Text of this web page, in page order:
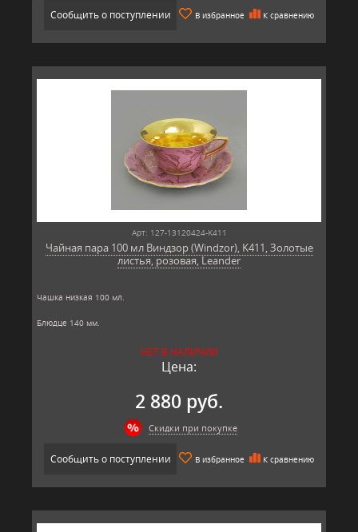
Сообщить о поступлении В избранное К сравнению
Арт: 127-13120424-K411
Чайная пара 100 мл Виндзор (Windzor), K411, Золотые
листья, розовая, Leander
Чашка низкая 100 мл.
Блюдце 140 мм.
Материал: твёрдый фарфор, позолота
Производитель: Leander, Чехия.
НЕТ В НАЛИЧИИ
Цена:
2 880 руб.
Скидки при покупке
Сообщить о поступлении В избранное К сравнению